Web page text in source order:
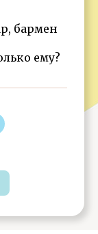
бармен
ему?